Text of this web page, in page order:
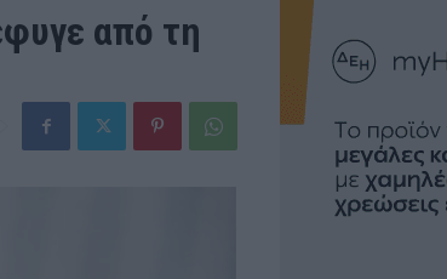
από τη